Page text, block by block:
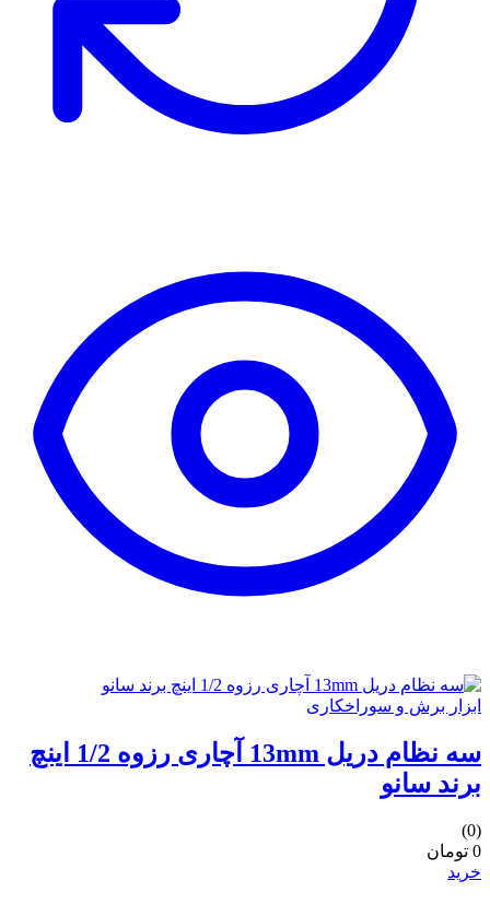
ابزار برش و سوراخکاری
سه نظام دریل 13mm آچاری رزوه 1/2 اینچ
برند سانو
(0)
0 تومان
خرید